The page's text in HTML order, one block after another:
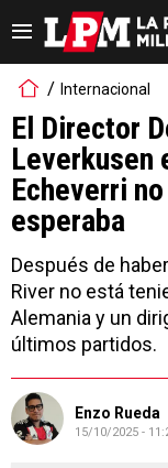
Internacional
El Director
Leverkusen
Echeverri
esperaba
Después de
River no está
Alemania y un
últimos partidos.
Enzo Rueda
15/10/2025 -